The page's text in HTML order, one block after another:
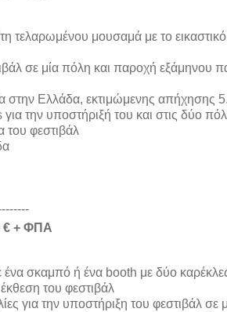
τελαρωμένου μουσαμά με το
σε μία πόλη και παροχή εξάμηνου
Ελλάδα, εκτιμώμενης απήχησης
την υποστήριξή του και στις δύο
του φεστιβάλ
€ + ΦΠΑ
σκαμπό ή ένα booth με δύο
του φεστιβάλ
για την υποστήριξη του φεστιβάλ σε